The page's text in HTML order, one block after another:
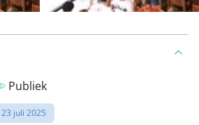
Publiek
juli 2025